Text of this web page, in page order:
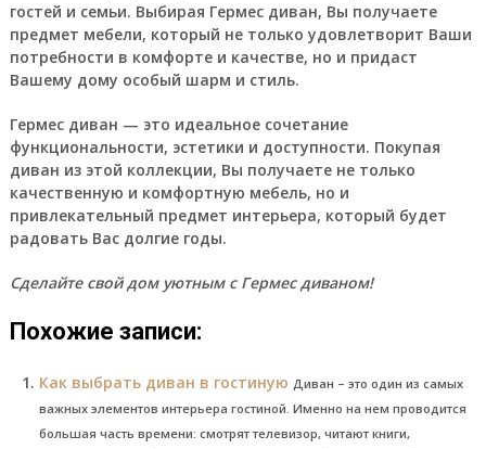
гостей и семьи. Выбирая Гермес диван, Вы получаете
предмет мебели, который не только удовлетворит Ваши
потребности в комфорте и качестве, но и придаст
Вашему дому особый шарм и стиль.
Гермес диван — это идеальное сочетание
функциональности, эстетики и доступности. Покупая
диван из этой коллекции, Вы получаете не только
качественную и комфортную мебель, но и
привлекательный предмет интерьера, который будет
радовать Вас долгие годы.
Сделайте свой дом уютным с Гермес диваном!
Похожие записи:
Как выбрать диван в гостиную Диван – это один из самых
важных элементов интерьера гостиной. Именно на нем проводится
большая часть времени: смотрят телевизор, читают книги,